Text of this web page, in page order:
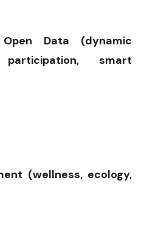
Data (dynamic
smart
(wellness, ecology,